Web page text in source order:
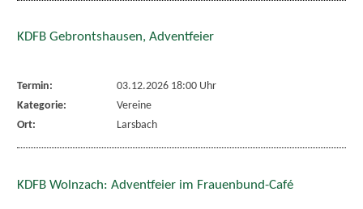
KDFB Gebrontshausen, Adventfeier
Termin:
03.12.2026 18:00 Uhr
Kategorie:
Vereine
Ort:
Larsbach
KDFB Wolnzach: Adventfeier im Frauenbund-Café